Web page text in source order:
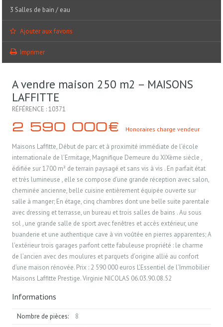
3 Salles de bain / eau
Ajouter aux favoris
Imprimer
A vendre maison 250 m2 – MAISONS
LAFFITTE
RÉFÉRENCE : 10371
2 590 000€ Honoraires charge vendeur
Maisons Laffitte, Début de parc et à proximité immédiate de l’école
internationale de l’Ermitage, Magnifique Demeure du XIXème siècle ,
édifiée sur 1700 m² de terrain paysagé et sans vis à vis . En parfait état
et très lumineuse , elle se compose d’une grande réception avec salon,
cheminée ancienne, belle cuisine entièrement équipée ouverte sur
salle à manger; En étage, cinq chambres dont une belle suite parentale
avec dressing et terrasse, un bureau et trois salles de bains . Au sous
sol , une grande salle de sport avec fenêtres et accès extérieur, une
buanderie et une authentique cave à vin voûtée en pierres apparentes; A
l’extérieur trois garages parfont cette fabuleuse propriété : le charme
de l’ancien avec des moulures et parquets d’origine allié au confort
d’une maison rénovée. Prix : 2 590 000 euros L’Essentiel de l’Immobilier
Maisons Laffitte Prestige. Virginie NICOLAS 06.03.90.08.52
Informations
Nombre de pièces:
8